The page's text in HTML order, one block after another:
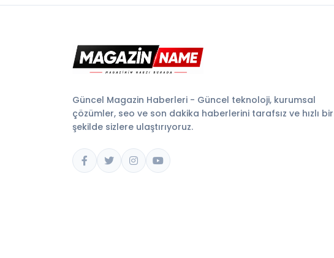
Güncel Magazin Haberleri - Güncel teknoloji, kurumsal
çözümler, seo ve son dakika haberlerini tarafsız ve hızlı bir
şekilde sizlere ulaştırıyoruz.